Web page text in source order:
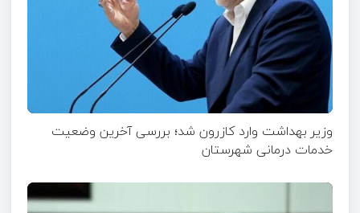
وزیر بهداشت وارد کازرون شد؛ بررسی آخرین وضعیت
خدمات درمانی شهرستان